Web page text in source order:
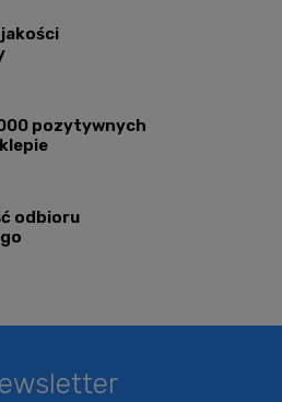
jakości
pozytywnych
odbioru